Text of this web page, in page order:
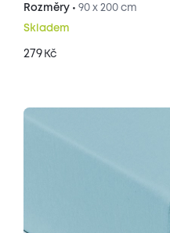
Rozměry • 90 x 200 cm
Skladem
279 Kč